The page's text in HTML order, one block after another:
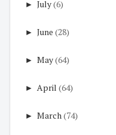
► July(6)
► June (28)
► May(64)
► April (64)
► March(74)